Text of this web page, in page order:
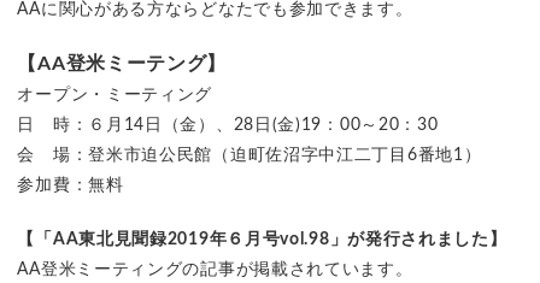
AAに関心がある方ならどなたでも参加できます。
【AA登米ミーテング】
オープン・ミーティング
日 時：６月14日（金）、28日(金)19：00～20：30
会 場：登米市迫公民館（迫町佐沼字中江二丁目6番地1）
参加費：無料
【「AA東北見聞録2019年６月号vol.98」が発行されました】
AA登米ミーティングの記事が掲載されています。